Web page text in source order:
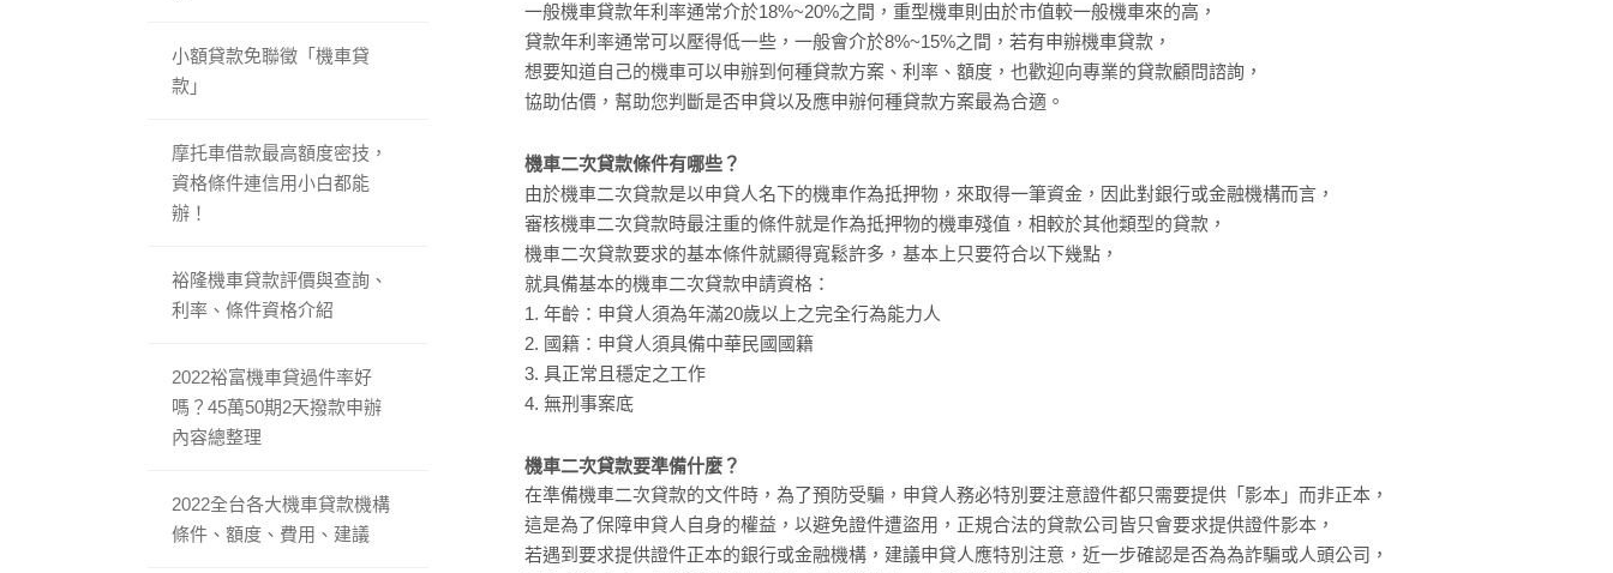
一般機車貸款年利率通常介於18%~20%之間，重型機車則由於市值較一般機車來的高，
貸款年利率通常可以壓得低一些，一般會介於8%~15%之間，若有申辦機車貸款，
想要知道自己的機車可以申辦到何種貸款方案、利率、額度，也歡迎向專業的貸款顧問諮詢，
協助估價，幫助您判斷是否申貸以及應申辦何種貸款方案最為合適。
機車二次貸款條件有哪些？
由於機車二次貸款是以申貸人名下的機車作為抵押物，來取得一筆資金，因此對銀行或金融機構而言，
審核機車二次貸款時最注重的條件就是作為抵押物的機車殘值，相較於其他類型的貸款，
機車二次貸款要求的基本條件就顯得寬鬆許多，基本上只要符合以下幾點，
就具備基本的機車二次貸款申請資格：
1. 年齡：申貸人須為年滿20歲以上之完全行為能力人
2. 國籍：申貸人須具備中華民國國籍
3. 具正常且穩定之工作
4. 無刑事案底
機車二次貸款要準備什麼？
在準備機車二次貸款的文件時，為了預防受騙，申貸人務必特別要注意證件都只需要提供「影本」而非正本，
這是為了保障申貸人自身的權益，以避免證件遭盜用，正規合法的貸款公司皆只會要求提供證件影本，
若遇到要求提供證件正本的銀行或金融機構，建議申貸人應特別注意，近一步確認是否為為詐騙或人頭公司，
小額貸款免聯徵「機車貸
款」
摩托車借款最高額度密技，
資格條件連信用小白都能
辦！
裕隆機車貸款評價與查詢、
利率、條件資格介紹
2022裕富機車貸過件率好
嗎？45萬50期2天撥款申辦
內容總整理
2022全台各大機車貸款機構
條件、額度、費用、建議